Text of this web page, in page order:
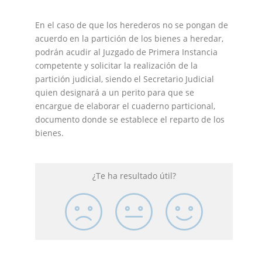
En el caso de que los herederos no se pongan de
acuerdo en la partición de los bienes a heredar,
podrán acudir al Juzgado de Primera Instancia
competente y solicitar la realización de la
partición judicial, siendo el Secretario Judicial
quien designará a un perito para que se
encargue de elaborar el cuaderno particional,
documento donde se establece el reparto de los
bienes.
¿Te ha resultado útil?